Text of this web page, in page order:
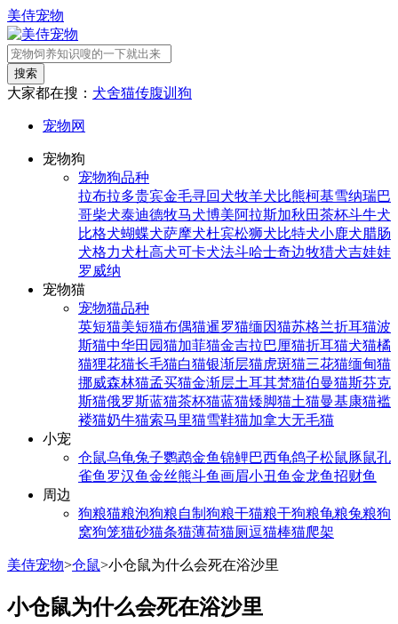
美侍宠物
搜索
大家都在搜： 犬舍猫传腹训狗
宠物网
宠物狗
宠物狗品种
拉布拉多贵宾金毛寻回犬牧羊犬比熊柯基雪纳瑞巴
哥柴犬泰迪德牧马犬博美阿拉斯加秋田茶杯斗牛犬
比格犬蝴蝶犬萨摩犬杜宾松狮犬比特犬小鹿犬腊肠
犬格力犬杜高犬可卡犬法斗哈士奇边牧猎犬吉娃娃
罗威纳
宠物猫
宠物猫品种
英短猫美短猫布偶猫暹罗猫缅因猫苏格兰折耳猫波
斯猫中华田园猫加菲猫金吉拉巴厘猫折耳猫犬猫橘
猫狸花猫长毛猫白猫银渐层猫虎斑猫三花猫缅甸猫
挪威森林猫孟买猫金渐层土耳其梵猫伯曼猫斯芬克
斯猫俄罗斯蓝猫茶杯猫蓝猫矮脚猫土猫曼基康猫褴
褛猫奶牛猫索马里猫雪鞋猫加拿大无毛猫
小宠
仓鼠乌龟兔子鹦鹉金鱼锦鲤巴西龟鸽子松鼠豚鼠孔
雀鱼 罗汉鱼金丝熊斗鱼画眉小丑鱼金龙鱼招财鱼
周边
狗粮猫粮泡狗粮自制狗粮干猫粮干狗粮龟粮兔粮狗
窝狗笼猫砂猫条猫薄荷猫厕逗猫棒猫爬架
美侍宠物>仓鼠>小仓鼠为什么会死在浴沙里
小仓鼠为什么会死在浴沙里